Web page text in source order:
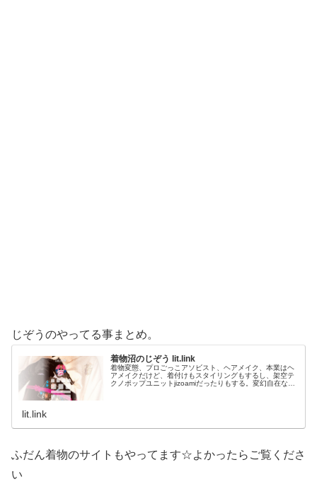
じぞうのやってる事まとめ。
着物沼のじぞう lit.link
着物変態、プロごっこアソビスト、ヘアメイク、本業はヘ
アメイクだけど、着付けもスタイリングもするし、架空テ
クノポップユニットjizoamiだったりもする。変幻自在なた
lit.link
ふだん着物のサイトもやってます☆よかったらご覧くださ
い